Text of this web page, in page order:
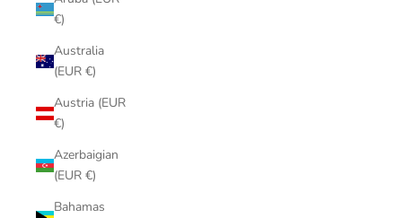
€)
Australia
(EUR €)
Austria (EUR
€)
Azerbaigian
(EUR €)
Bahamas